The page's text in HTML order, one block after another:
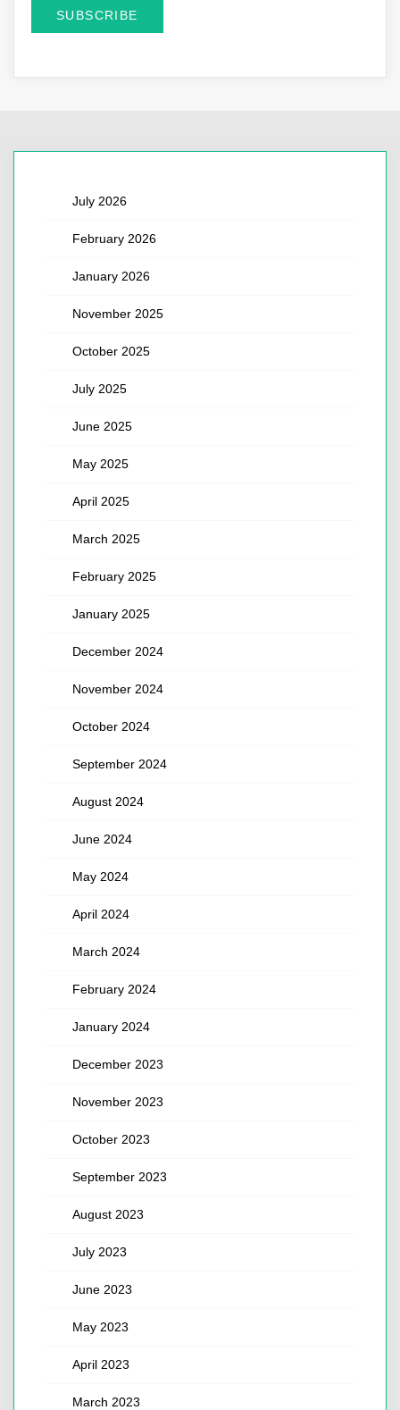
July 2026
February 2026
January 2026
November 2025
October 2025
July 2025
June 2025
May 2025
April 2025
March 2025
February 2025
January 2025
December 2024
November 2024
October 2024
September 2024
August 2024
June 2024
May 2024
April 2024
March 2024
February 2024
January 2024
December 2023
November 2023
October 2023
September 2023
August 2023
July 2023
June 2023
May 2023
April 2023
March 2023